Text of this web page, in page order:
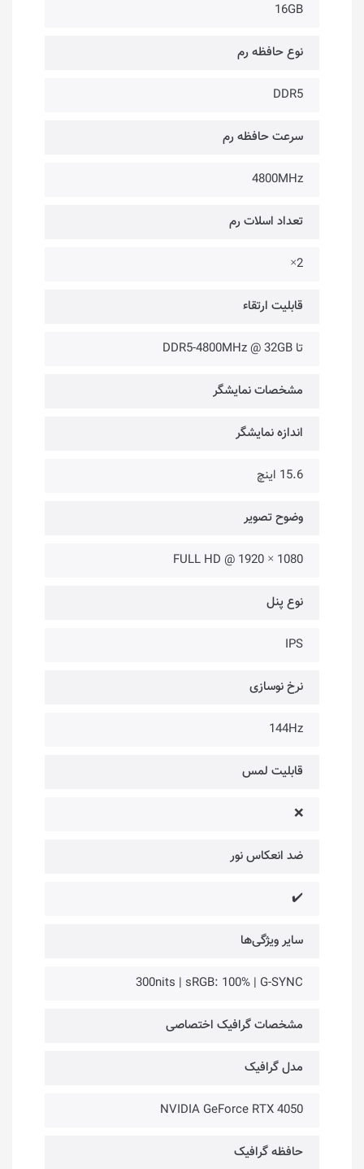
16GB
نوع حافظه رم
DDR5
سرعت حافظه رم
4800MHz
تعداد اسلات رم
2×
قابلیت ارتقاء
تا DDR5-4800MHz @ 32GB
مشخصات نمایشگر
اندازه نمایشگر
15.6 اینچ
وضوح تصویر
1080 × 1920 @ FULL HD
نوع پنل
IPS
نرخ نوسازی
144Hz
قابلیت لمس
❌
ضد انعکاس نور
✔️
سایر ویژگی‌ها
300nits | sRGB: 100% | G-SYNC
مشخصات گرافیک اختصاصی
مدل گرافیک
NVIDIA GeForce RTX 4050
حافظه گرافیک